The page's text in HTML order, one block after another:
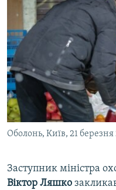
пошукуІНТЕРВ'Ю
ВСЕ ЗА ДЕНЬ
СПЕЦПРОЕКТИ
ДЕПОРТАЦІЯ
ВІДЕОУРОКИ «ELIFBE»
СВІДЧЕННЯ ОКУПАЦІЇ
УКРАЇНСЬКА ПРОБЛЕМА
ЯК ОБІЙТИ
Русский
Qırımtatar
Оболонь, Київ, 21
Заступник міністра
Віктор Ляшко